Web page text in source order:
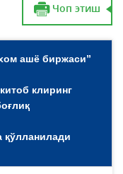
Чоп этиш
ашё биржаси”
клиринг
қўлланилади